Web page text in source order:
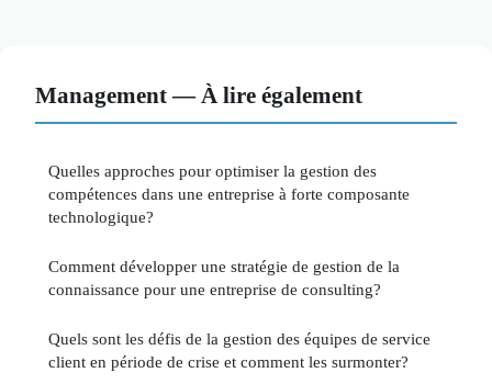
Management — À lire également
Quelles approches pour optimiser la gestion des
compétences dans une entreprise à forte composante
technologique?
Comment développer une stratégie de gestion de la
connaissance pour une entreprise de consulting?
Quels sont les défis de la gestion des équipes de service
client en période de crise et comment les surmonter?